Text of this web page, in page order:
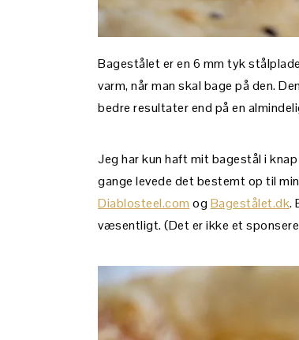
Bagestålet er en 6 mm tyk
varm, når man skal bage på den.
bedre resultater end på en
Jeg har kun haft mit bagestål i
gange levede det bestemt op til
Diablosteel.com og Bagestålet.dk.
væsentligt. (Det er ikke et